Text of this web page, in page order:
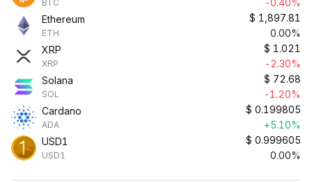
BTC
-0.40%
Ethereum
ETH
$ 1,897.81
0.00%
XRP
XRP
$ 1.021
-2.30%
Solana
SOL
$ 72.68
-1.20%
Cardano
ADA
$ 0.199805
+5.10%
USD1
USD1
$ 0.999605
0.00%